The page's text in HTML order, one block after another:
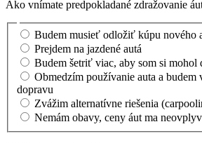
Ako vnímate predpokladané zdražovanie
Budem musieť odložiť kúpu nového
Prejdem na jazdené autá
Budem šetriť viac, aby som si
Obmedzím používanie auta a
dopravu
Zvážim alternatívne riešenia
Nemám obavy, ceny áut ma